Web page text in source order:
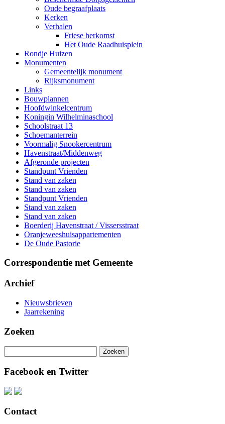
Oude begraafplaats
Kerken
Verhalen
Friese herkomst
Het Oude Raadhuisplein
Rondje Huizen
Monumenten
Gemeentelijk monument
Rijksmonument
Links
Bouwplannen
Hoofdwinkelcentrum
Koningin Wilhelminaschool
Schoolstraat 13
Schoemanterrein
Voormalig Snookercentrum
Havenstraat/Middenweg
Afgeronde projecten
Standpunt Vrienden
Stand van zaken
Stand van zaken
Standpunt Vrienden
Stand van zaken
Stand van zaken
Boerderij Havenstraat / Vissersstraat
Oranjeweeshuisappartementen
De Oude Pastorie
Correspondentie met Gemeente
Archief
Nieuwsbrieven
Jaarrekening
Zoeken
naar:
Facebook en Twitter
Contact